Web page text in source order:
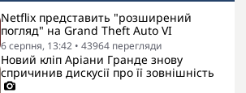
Netflix представить "розширений
погляд" на Grand Theft Auto VI
6 серпня, 13:42 • 43964 перегляди
Новий кліп Аріани Гранде знову
спричинив дискусії про її зовнішність